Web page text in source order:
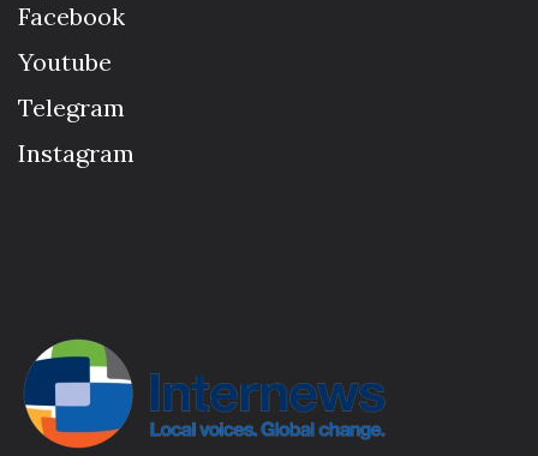
Facebook
Youtube
Telegram
Instagram